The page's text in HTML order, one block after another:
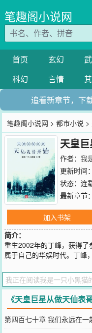
笔趣阁小说网
首页 玄幻
科幻
言情
追看新章节，下
笔趣阁小说网 >都市小说 >
天皇
作者： 我
更新时间
状态：连
最新章节：
加入书架
简介：
重生2002年的丁峰，获得
属于自己的华娱时代。丁峰
您要是觉得《天皇巨星从做
您QQ群和微博微信里的朋
《天皇巨星从做天仙表
第四百七十章 我们永远在一